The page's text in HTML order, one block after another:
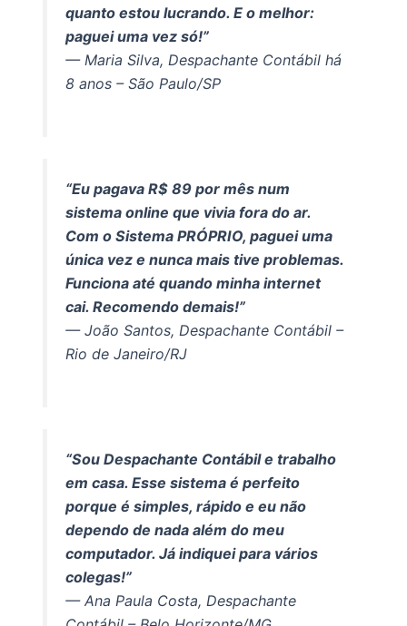
quanto estou lucrando. E o melhor:
paguei uma vez só!”
— Maria Silva, Despachante Contábil há
8 anos – São Paulo/SP
“Eu pagava R$ 89 por mês num
sistema online que vivia fora do ar.
Com o Sistema PRÓPRIO, paguei uma
única vez e nunca mais tive problemas.
Funciona até quando minha internet
cai. Recomendo demais!”
— João Santos, Despachante Contábil –
Rio de Janeiro/RJ
“Sou Despachante Contábil e trabalho
em casa. Esse sistema é perfeito
porque é simples, rápido e eu não
dependo de nada além do meu
computador. Já indiquei para vários
colegas!”
— Ana Paula Costa, Despachante